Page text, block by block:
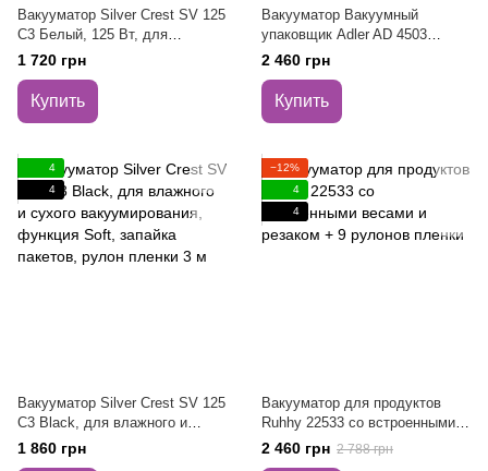
Вакууматор Silver Crest SV 125
C3 Белый, 125 Вт, для
влажного и сухого
вакуумирования, вакуумный
упаковщик продуктов, рулон 3
м
1 720 грн
Купить
Вакууматор Вакуумный
упаковщик Adler AD 4503
Польша
2 460 грн
Купить
4
4
Вакууматор Silver Crest SV 125
C3 Black, для влажного и
сухого вакуумирования,
функция Soft, запайка пакетов,
1 860 грн
−12%
4
4
Вакууматор для продуктов
Ruhhy 22533 со встроенными
весами и резаком + 9 рулонов
2 460 грн 2 788 грн